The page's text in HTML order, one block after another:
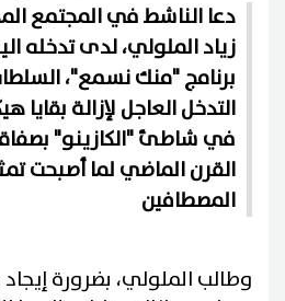
دعا الناشط في المجتمع
زياد الملولي، لدى تدخله
برنامج "منك نسمع"،
التدخل العاجل لإزالة
في شاطئ "الكازينو"
القرن الماضي لما أصبحت
المصطافين
وطالب الملولي، بضرورة